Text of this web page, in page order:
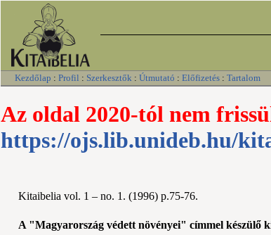
Kezdőlap : Profil : Szerkesztők : Útmutató : Előfizetés : Tartalom
Az oldal 2020-tól nem
https://ojs.lib.unideb.hu/
Kitaibelia vol. 1 – no. 1. (1996) p.75-76.
A "Magyarország védett növényei" címmel készülő